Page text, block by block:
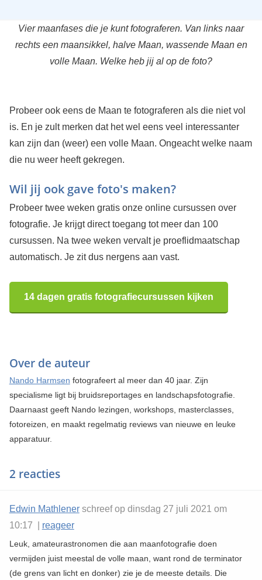
Vier maanfases die je kunt fotograferen. Van links naar
rechts een maansikkel, halve Maan, wassende Maan en
volle Maan. Welke heb jij al op de foto?
Probeer ook eens de Maan te fotograferen als die niet vol
is. En je zult merken dat het wel eens veel interessanter
kan zijn dan (weer) een volle Maan. Ongeacht welke naam
die nu weer heeft gekregen.
Wil jij ook gave foto's maken?
Probeer twee weken gratis onze online cursussen over
fotografie. Je krijgt direct toegang tot meer dan 100
cursussen. Na twee weken vervalt je proeflidmaatschap
automatisch. Je zit dus nergens aan vast.
14 dagen gratis fotografiecursussen kijken
Over de auteur
Nando Harmsen fotografeert al meer dan 40 jaar. Zijn
specialisme ligt bij bruidsreportages en landschapsfotografie.
Daarnaast geeft Nando lezingen, workshops, masterclasses,
fotoreizen, en maakt regelmatig reviews van nieuwe en leuke
apparatuur.
2 reacties
Edwin Mathlenerschreef op dinsdag 27 juli 2021 om
10:17 | reageer
Leuk, amateurastronomen die aan maanfotografie doen
vermijden juist meestal de volle maan, want rond de terminator
(de grens van licht en donker) zie je de meeste details. Die